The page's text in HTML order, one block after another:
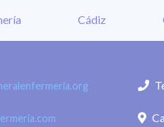
a la población en
de
Cádiz